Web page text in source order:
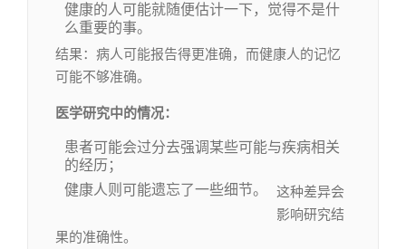
健康的人可能就随便估计一下，觉得不是什
么重要的事。
结果：病人可能报告得更准确，而健康人的记忆
可能不够准确。
医学研究中的情况：
患者可能会过分去强调某些可能与疾病相关
的经历；
健康人则可能遗忘了一些细节。
这种差异会
影响研究结
果的准确性。